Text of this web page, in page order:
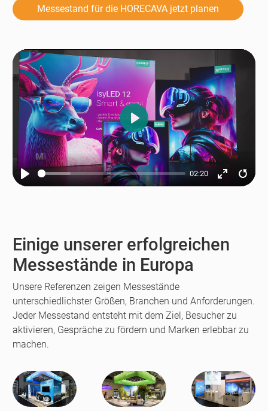
Messestand für die HORECAVA jetzt planen
Play
02:20
Enter
Play
Einige unserer erfolgreichen
Messestände in Europa
Unsere Referenzen zeigen Messestände
unterschiedlichster Größen, Branchen und Anforderungen.
Jeder Messestand entsteht mit dem Ziel, Besucher zu
aktivieren, Gespräche zu fördern und Marken erlebbar zu
machen.